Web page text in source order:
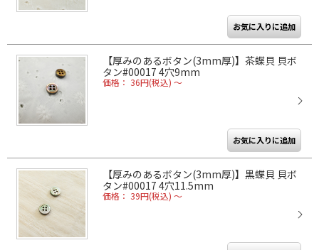
【厚みのあるボタン(3mm厚)】茶蝶貝 貝ボ
タン#00017 4穴9mm
価格： 36円(税込) ～
【厚みのあるボタン(3mm厚)】黒蝶貝 貝ボ
タン#00017 4穴11.5mm
価格： 39円(税込) ～